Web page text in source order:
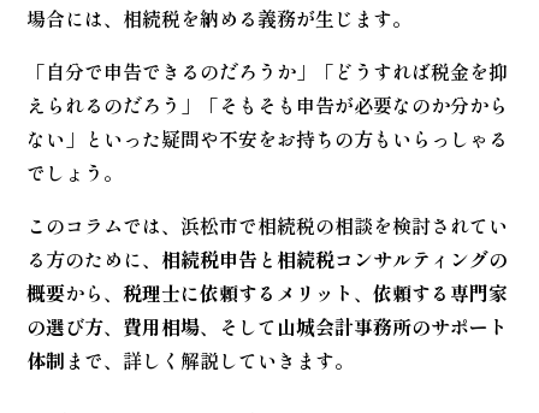
場合には、相続税を納める義務が生じます。
「自分で申告できるのだろうか」「どうすれば税金を抑
えられるのだろう」「そもそも申告が必要なのか分から
ない」といった疑問や不安をお持ちの方もいらっしゃる
でしょう。
このコラムでは、浜松市で相続税の相談を検討されてい
る方のために、相続税申告と相続税コンサルティングの
概要から、税理士に依頼するメリット 、依頼する専門家
の選び方、 費用相場、そして山城会計事務所のサポート
体制 まで、詳しく解説していきます。